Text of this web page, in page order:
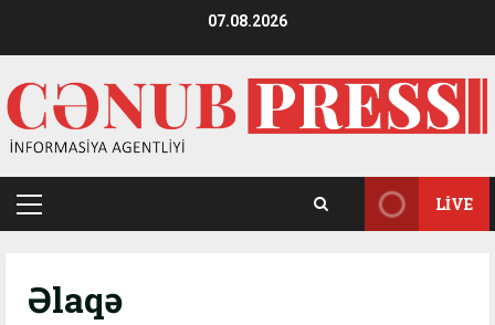
07.08.2026
Primary
LIVE
Əlaqə